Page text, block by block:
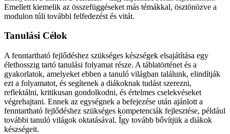
Emellett kiemelik az összefüggéseket más témákkal, ösztönözve a
modulon túli további felfedezést és vitát.
Tanulási Célok
A fenntartható fejlődéshez szükséges készségek elsajátítása egy
élethosszig tartó tanulási folyamat része. A táblatörténet és a
gyakorlatok, amelyeket ebben a tanuló világban találunk, elindítják
ezt a folyamatot, és segítenek a diákoknak tudást szerezni,
reflektálni, kritikusan gondolkodni, és értelmes cselekvéseket
végrehajtani. Ennek az egységnek a befejezése után ajánlott a
fenntartható fejlődéshez szükséges kompetenciák fejlesztése, például
további tanuló világok oktatásával. Így tovább bővítjük a diákok
készségeit.